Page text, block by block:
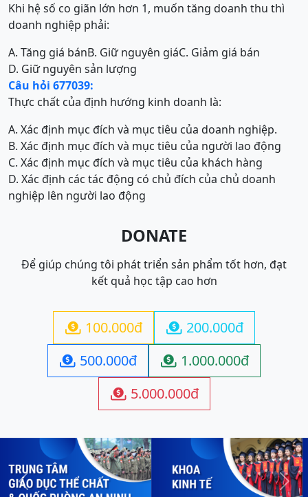
Khi hệ số co giãn lớn hơn 1, muốn tăng doanh thu thì
doanh nghiệp phải:
A. Tăng giá bánB. Giữ nguyên giáC. Giảm giá bán
D. Giữ nguyên sản lượng
Câu hỏi 677039:
Thực chất của định hướng kinh doanh là:
A. Xác định mục đích và mục tiêu của doanh nghiệp.
B. Xác định mục đích và mục tiêu của người lao động
C. Xác định mục đích và mục tiêu của khách hàng
D. Xác định các tác động có chủ đích của chủ doanh
nghiệp lên người lao động
DONATE
Để giúp chúng tôi phát triển sản phẩm tốt hơn, đạt
kết quả học tập cao hơn
 100.000đ  200.000đ
 500.000đ  1.000.000đ
 5.000.000đ
Previous Next